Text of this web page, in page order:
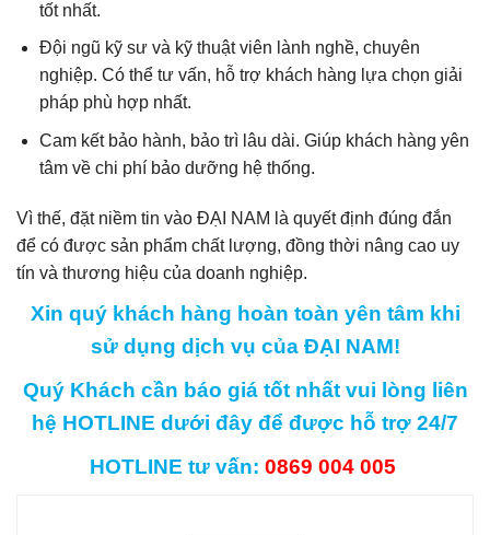
tốt nhất.
Đội ngũ kỹ sư và kỹ thuật viên lành nghề, chuyên
nghiệp. Có thể tư vấn, hỗ trợ khách hàng lựa chọn giải
pháp phù hợp nhất.
Cam kết bảo hành, bảo trì lâu dài. Giúp khách hàng yên
tâm về chi phí bảo dưỡng hệ thống.
Vì thế, đặt niềm tin vào ĐẠI NAM là quyết định đúng đắn
để có được sản phẩm chất lượng, đồng thời nâng cao uy
tín và thương hiệu của doanh nghiệp.
Xin quý khách hàng hoàn toàn yên tâm khi
sử dụng dịch vụ của ĐẠI NAM!
Quý Khách cần báo giá tốt nhất vui lòng liên
hệ HOTLINE dưới đây để được hỗ trợ 24/7
HOTLINE tư vấn: 0869 004 005